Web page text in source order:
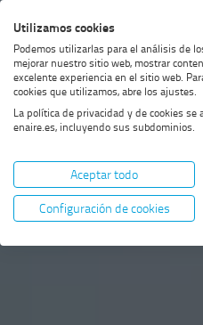
al
menú
al
contenido
al
footer
alto
contraste
Utilizamos cookies
Podemos utilizarlas para el análisis de
mejorar nuestro sitio web, mostrar
excelente experiencia en el sitio web.
cookies que utilizamos, abre los ajustes.
La política de privacidad y de cookies
enaire.es, incluyendo sus subdominios.
Aceptar todo
Configuración de cookies